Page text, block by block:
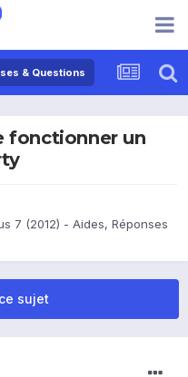
& Questions
fonctionner un
7 (2012) - Aides, Réponses
sujet